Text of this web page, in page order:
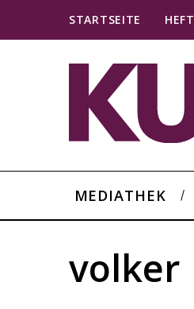
STARTSEITE HEFT
MEDIATHEK
volker